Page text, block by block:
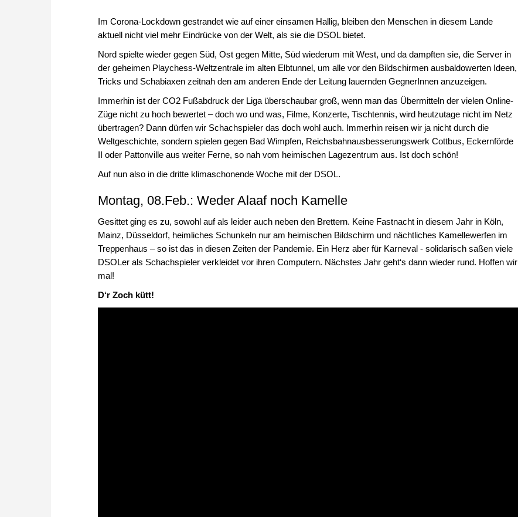
Im Corona-Lockdown gestrandet wie auf einer einsamen Hallig, bleiben den Menschen in diesem Lande
aktuell nicht viel mehr Eindrücke von der Welt, als sie die DSOL bietet.
Nord spielte wieder gegen Süd, Ost gegen Mitte, Süd wiederum mit West, und da dampften sie, die Server in
der geheimen Playchess-Weltzentrale im alten Elbtunnel, um alle vor den Bildschirmen ausbaldowerten Ideen,
Tricks und Schabiaxen zeitnah den am anderen Ende der Leitung lauernden GegnerInnen anzuzeigen.
Immerhin ist der CO2 Fußabdruck der Liga überschaubar groß, wenn man das Übermitteln der vielen Online-
Züge nicht zu hoch bewertet – doch wo und was, Filme, Konzerte, Tischtennis, wird heutzutage nicht im Netz
übertragen? Dann dürfen wir Schachspieler das doch wohl auch. Immerhin reisen wir ja nicht durch die
Weltgeschichte, sondern spielen gegen Bad Wimpfen, Reichsbahnausbesserungswerk Cottbus, Eckernförde
II oder Pattonville aus weiter Ferne, so nah vom heimischen Lagezentrum aus. Ist doch schön!
Auf nun also in die dritte klimaschonende Woche mit der DSOL.
Montag, 08.Feb.: Weder Alaaf noch Kamelle
Gesittet ging es zu, sowohl auf als leider auch neben den Brettern. Keine Fastnacht in diesem Jahr in Köln,
Mainz, Düsseldorf, heimliches Schunkeln nur am heimischen Bildschirm und nächtliches Kamellewerfen im
Treppenhaus – so ist das in diesen Zeiten der Pandemie. Ein Herz aber für Karneval - solidarisch saßen viele
DSOLer als Schachspieler verkleidet vor ihren Computern. Nächstes Jahr geht‘s dann wieder rund. Hoffen wir
mal!
D‘r Zoch kütt!